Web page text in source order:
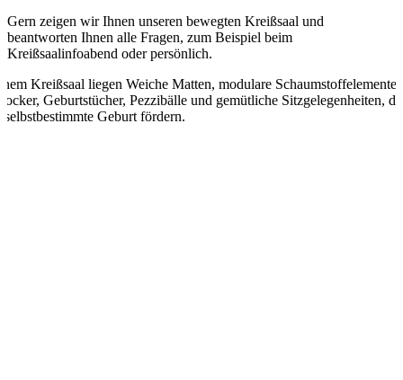
Gern zeigen wir Ihnen unseren bewegten Kreißsaal und
beantworten Ihnen alle Fragen, zum Beispiel beim
Kreißsaalinfoabend oder persönlich.